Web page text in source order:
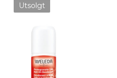
Utsolgt